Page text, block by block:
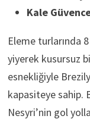
Kale
Eleme turlarında
yiyerek kusursuz
esnekliğiyle
kapasiteye sahip.
Nesyri’nin gol